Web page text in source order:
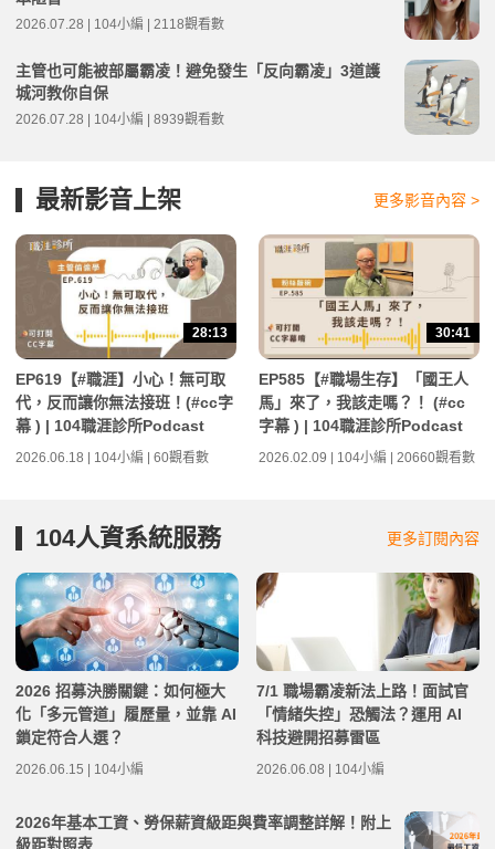
2026.07.28 | 104小編 | 2118觀看數
主管也可能被部屬霸凌！避免發生「反向霸凌」3道護
城河教你自保
2026.07.28 | 104小編 | 8939觀看數
最新影音上架 更多影音內容 >
28:13
EP619【#職涯】小心！無可取
代，反而讓你無法接班！(#cc字
幕 ) | 104職涯診所Podcast
2026.06.18 | 104小編 | 60觀看數
30:41
EP585【#職場生存】「國王人
馬」來了，我該走嗎？！ (#cc
字幕 ) | 104職涯診所Podcast
2026.02.09 | 104小編 | 20660觀看數
104人資系統服務 更多訂閱內容
2026 招募決勝關鍵：如何極大
化「多元管道」履歷量，並靠 AI
鎖定符合人選？
2026.06.15 | 104小編
7/1 職場霸凌新法上路！面試官
「情緒失控」恐觸法？運用 AI
科技避開招募雷區
2026.06.08 | 104小編
2026年基本工資、勞保薪資級距與費率調整詳解！附上
級距對照表